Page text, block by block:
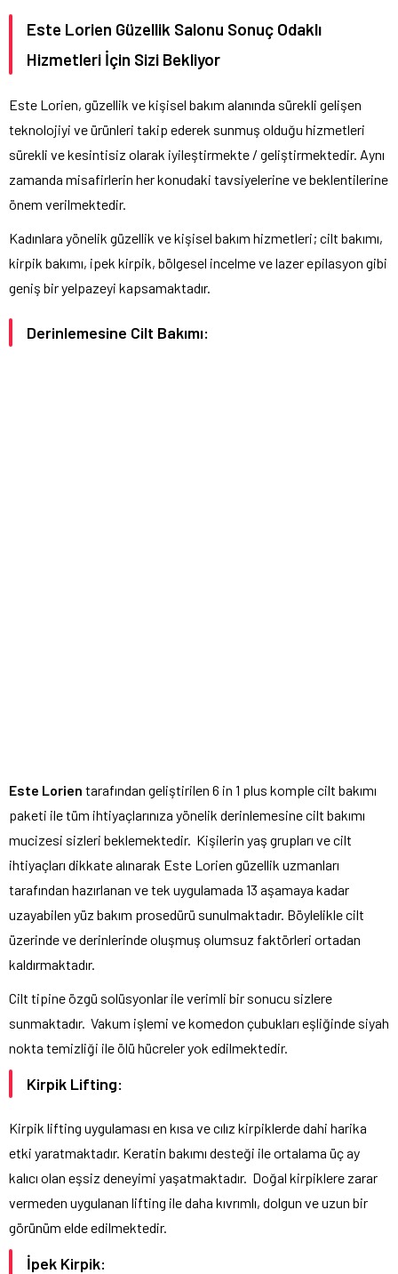
Este Lorien Güzellik Salonu Sonuç Odaklı
Hizmetleri İçin Sizi Bekliyor
Este Lorien, güzellik ve kişisel bakım alanında sürekli gelişen
teknolojiyi ve ürünleri takip ederek sunmuş olduğu hizmetleri
sürekli ve kesintisiz olarak iyileştirmekte / geliştirmektedir. Aynı
zamanda misafirlerin her konudaki tavsiyelerine ve beklentilerine
önem verilmektedir.
Kadınlara yönelik güzellik ve kişisel bakım hizmetleri; cilt bakımı,
kirpik bakımı, ipek kirpik, bölgesel incelme ve lazer epilasyon gibi
geniş bir yelpazeyi kapsamaktadır.
Derinlemesine Cilt Bakımı:
Este Lorien tarafından geliştirilen 6 in 1 plus komple cilt bakımı
paketi ile tüm ihtiyaçlarınıza yönelik derinlemesine cilt bakımı
mucizesi sizleri beklemektedir. Kişilerin yaş grupları ve cilt
ihtiyaçları dikkate alınarak Este Lorien güzellik uzmanları
tarafından hazırlanan ve tek uygulamada 13 aşamaya kadar
uzayabilen yüz bakım prosedürü sunulmaktadır. Böylelikle cilt
üzerinde ve derinlerinde oluşmuş olumsuz faktörleri ortadan
kaldırmaktadır.
Cilt tipine özgü solüsyonlar ile verimli bir sonucu sizlere
sunmaktadır. Vakum işlemi ve komedon çubukları eşliğinde siyah
nokta temizliği ile ölü hücreler yok edilmektedir.
Kirpik Lifting:
Kirpik lifting uygulaması en kısa ve cılız kirpiklerde dahi harika
etki yaratmaktadır. Keratin bakımı desteği ile ortalama üç ay
kalıcı olan eşsiz deneyimi yaşatmaktadır. Doğal kirpiklere zarar
vermeden uygulanan lifting ile daha kıvrımlı, dolgun ve uzun bir
görünüm elde edilmektedir.
İpek Kirpik: